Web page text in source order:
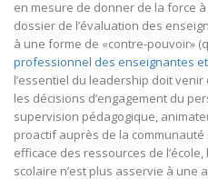
en mesure de donner de la force
dossier de l’évaluation des
à une forme de «contre-pouvoir»
professionnel des enseignantes
l’essentiel du leadership doit
les décisions d’engagement du
supervision pédagogique,
proactif auprès de la
efficace des ressources de
scolaire n’est plus asservie à